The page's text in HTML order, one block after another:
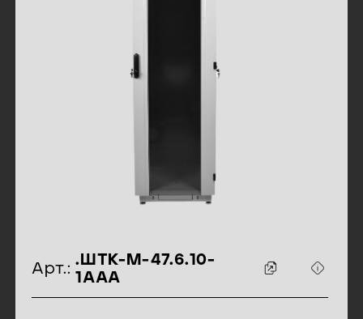
идентификаторы товара
Арт.:
.ШТК-М-47.6.10-
1ААА